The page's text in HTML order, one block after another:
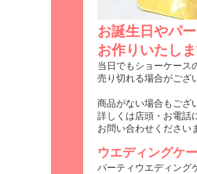
お誕生日やパ
お作りいたしま
当日でもショーケース
売り切れる場合がござ
商品がない場合もござ
詳しくは店頭・お電話
お問い合わせください
ウエディングケ
パーティウエディング